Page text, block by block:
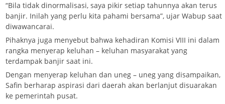
“Bila tidak dinormalisasi, saya pikir setiap tahunnya akan terus
banjir. Inilah yang perlu kita pahami bersama”, ujar Wabup saat
diwawancarai.
Pihaknya juga menyebut bahwa kehadiran Komisi VIII ini dalam
rangka menyerap keluhan – keluhan masyarakat yang
terdampak banjir saat ini.
Dengan menyerap keluhan dan uneg – uneg yang disampaikan,
Safin berharap aspirasi dari daerah akan berlanjut disuarakan
ke pemerintah pusat.